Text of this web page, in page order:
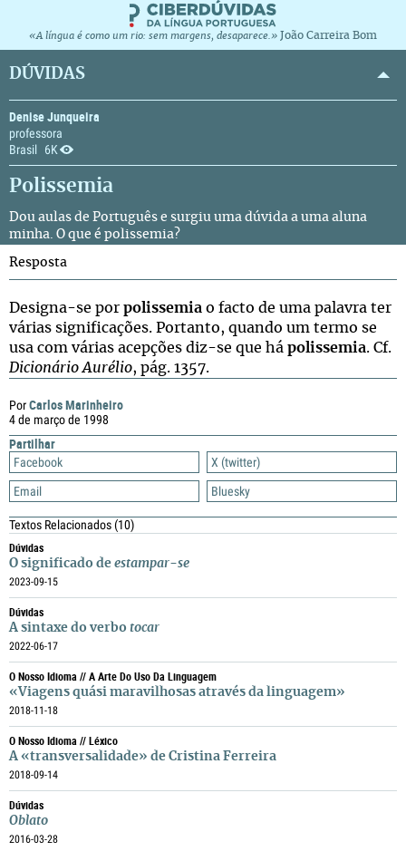
«A língua é como um rio: sem margens, desaparece.» João Carreira Bom
DÚVIDAS
Denise Junqueira
professora
Brasil
6K
Polissemia
Dou aulas de Português e surgiu uma dúvida a uma aluna
minha. O que é polissemia?
PorCarlos Marinheiro
4 de março de 1998
Partilhar
Facebook
X (twitter)
Email
Bluesky
Textos Relacionados(10)
Dúvidas
O significado de estampar-se
2023-09-15
Dúvidas
A sintaxe do verbo tocar
2022-06-17
O Nosso Idioma // A Arte Do Uso Da Linguagem
«Viagens quási maravilhosas através da linguagem»
2018-11-18
O Nosso Idioma // Léxico
A «transversalidade» de Cristina Ferreira
2018-09-14
Dúvidas
Oblato
2016-03-28
Resposta
Designa-se por polissemia o facto de uma palavra ter
várias significações. Portanto, quando um termo se
usa com várias acepções diz-se que há polissemia. Cf.
Dicionário Aurélio, pág. 1357.